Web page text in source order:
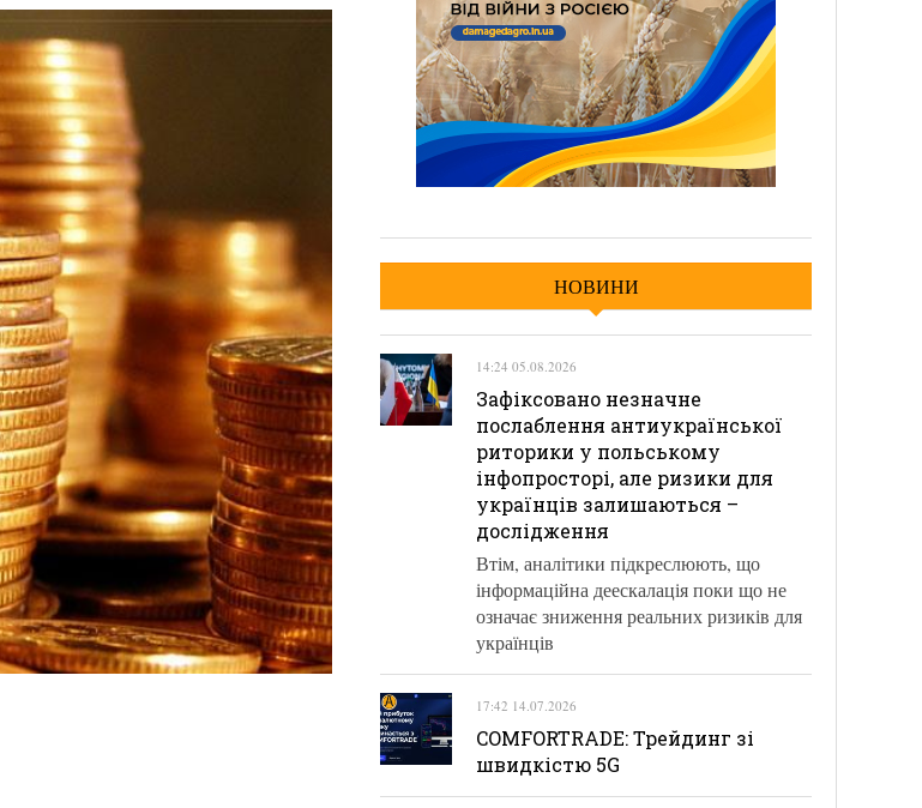
НОВИНИ
14:24 05.08.2026
Зафіксовано незначне
послаблення антиукраїнської
риторики у польському
інфопросторі, але ризики для
українців залишаються –
дослідження
Втім, аналітики підкреслюють, що
інформаційна деескалація поки що не
означає зниження реальних ризиків для
українців
17:42 14.07.2026
COMFORTRADE: Трейдинг зі
швидкістю 5G